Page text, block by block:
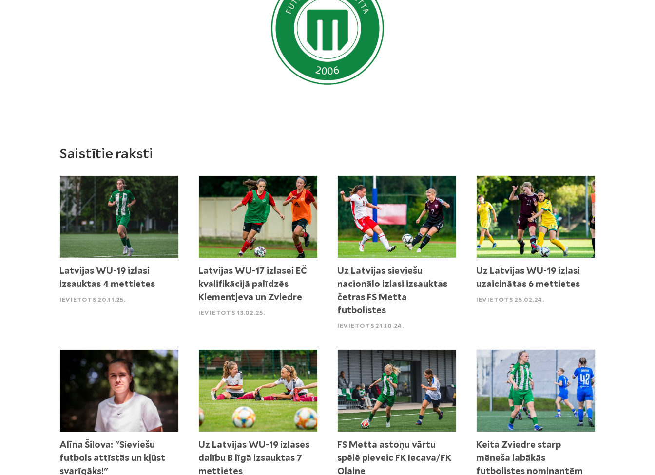
Saistītie raksti
Latvijas WU-19 izlasi
izsauktas 4 mettietes
IEVIETOTS 20.11.25.
Latvijas WU-17 izlasei EČ
kvalifikācijā palīdzēs
Klementjeva un Zviedre
IEVIETOTS 13.02.25.
Uz Latvijas sieviešu
nacionālo izlasi izsauktas
četras FS Metta
futbolistes
IEVIETOTS 21.10.24.
Uz Latvijas WU-19 izlasi
uzaicinātas 6 mettietes
IEVIETOTS 25.02.24.
Alīna Šilova: "Sieviešu
futbols attīstās un kļūst
svarīgāks!"
Uz Latvijas WU-19 izlases
dalību B līgā izsauktas 7
mettietes
FS Metta astoņu vārtu
spēlē pieveic FK Iecava/FK
Olaine
Keita Zviedre starp
mēneša labākās
futbolistes nominantēm